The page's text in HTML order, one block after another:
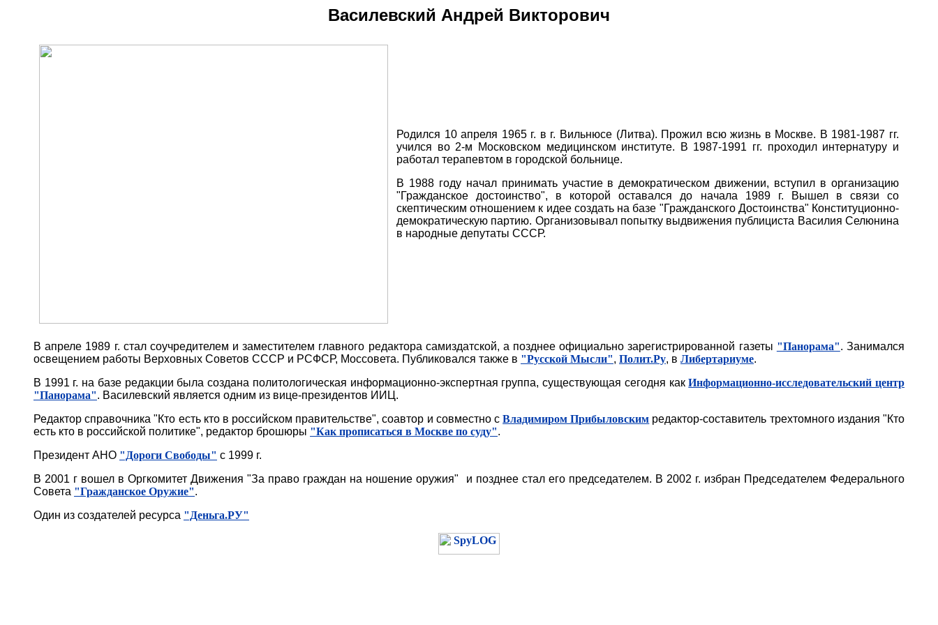
Василевский Андрей Викторович
Родился 10 апреля 1965 г. в г. Вильнюсе (Литва). Прожил всю жизнь в Москве. В 1981-1987 гг.
учился во 2-м Московском медицинском институте. В 1987-1991 гг. проходил интернатуру и
работал терапевтом в городской больнице.
В 1988 году начал принимать участие в демократическом движении, вступил в организацию
"Гражданское достоинство", в которой оставался до начала 1989 г. Вышел в связи со
скептическим отношением к идее создать на базе "Гражданского Достоинства" Конституционно-
демократическую партию. Организовывал попытку выдвижения публициста Василия Селюнина
в народные депутаты СССР.
В апреле 1989 г. стал соучредителем и заместителем главного редактора самиздатской, а позднее официально зарегистрированной газеты "Панорама". Занимался
освещением работы Верховных Советов СССР и РСФСР, Моссовета. Публиковался также в "Русской Мысли", Полит.Ру, в Либертариуме.
В 1991 г. на базе редакции была создана политологическая информационно-экспертная группа, существующая сегодня какИнформационно-исследовательский центр
"Панорама". Василевский является одним из вице-президентов ИИЦ.
Редактор справочника "Кто есть кто в российском правительстве", соавтор и совместно сВладимиром Прибыловским редактор-составитель трехтомного издания "Кто
есть кто в российской политике", редактор брошюры "Как прописаться в Москве по суду".
Президент АНО "Дороги Свободы" с 1999 г.
В 2001 г вошел в Оргкомитет Движения "За право граждан на ношение оружия" и позднее стал его председателем. В 2002 г. избран Председателем Федерального
Совета "Гражданское Оружие".
Один из создателей ресурса "Деньга.РУ"